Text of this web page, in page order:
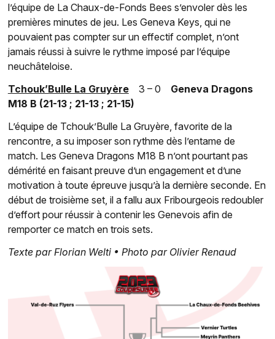
l’équipe de La Chaux-de-Fonds Bees s’envoler dès les
premières minutes de jeu. Les Geneva Keys, qui ne
pouvaient pas compter sur un effectif complet, n’ont
jamais réussi à suivre le rythme imposé par l’équipe
neuchâteloise.
Tchouk’Bulle La Gruyère
3 – 0
Geneva Dragons
M18 B (21-13 ; 21-13 ; 21-15)
L’équipe de Tchouk’Bulle La Gruyère, favorite de la
rencontre, a su imposer son rythme dès l’entame de
match. Les Geneva Dragons M18 B n’ont pourtant pas
démérité en faisant preuve d’un engagement et d’une
motivation à toute épreuve jusqu’à la dernière seconde. En
début de troisième set, il a fallu aux Fribourgeois redoubler
d’effort pour réussir à contenir les Genevois afin de
remporter ce match en trois sets.
Texte par Florian Welti • Photo par Olivier Renaud